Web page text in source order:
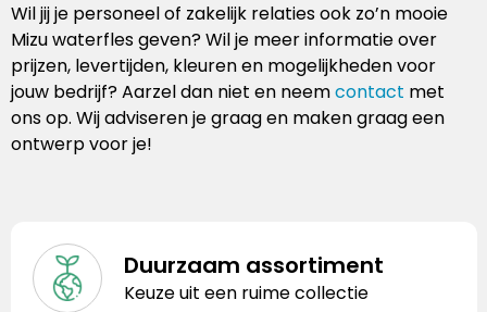
Wil jij je personeel of zakelijk relaties ook zo’n mooie
Mizu waterfles geven? Wil je meer informatie over
prijzen, levertijden, kleuren en mogelijkheden voor
jouw bedrijf? Aarzel dan niet en neemcontact met
ons op. Wij adviseren je graag en maken graag een
ontwerp voor je!
Duurzaam assortiment
Keuze uit een ruime collectie